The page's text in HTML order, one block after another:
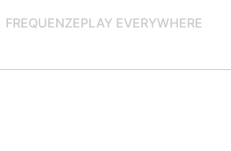
FREQUENZEPLAY EVERYWHERE